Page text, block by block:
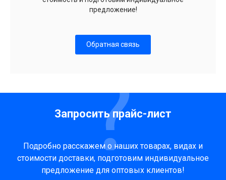
предложение!
Обратная связь
Запросить прайс-лист
Подробно расскажем о наших товарах, видах и
стоимости доставки, подготовим индивидуальное
предложение для оптовых клиентов!